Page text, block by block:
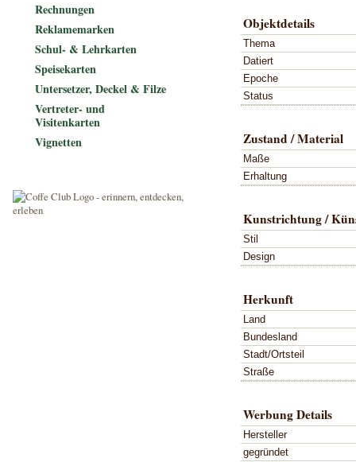
Objektdetails
Thema
Datiert
Epoche
Status
Zustand / Material
Maße
Erhaltung
Kunstrichtung /
Stil
Design
Herkunft
Land
Bundesland
Stadt/Ortsteil
Straße
Werbung Details
Hersteller
gegründet
Rechnungen
Reklamemarken
Schul- & Lehrkarten
Speisekarten
Untersetzer, Deckel & Filze
Vertreter- und
Visitenkarten
Vignetten